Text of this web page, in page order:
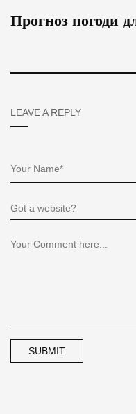
Прогноз погоди
LEAVE A REPLY